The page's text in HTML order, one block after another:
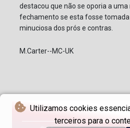
Utilizamos cookies
terceiros para o
destacou que não se oporia a uma
fechamento se esta fosse
minuciosa dos prós e contras.
M.Carter--MC-UK